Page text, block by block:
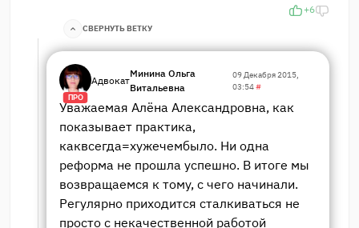
+6
СВЕРНУТЬ ВЕТКУ
ПРО
Адвокат
Минина Ольга
Витальевна
09 Декабря 2015,
03:54#
Уважаемая Алёна Александровна, как
показывает практика,
каквсегда=хужечембыло. Ни одна
реформа не прошла успешно. В итоге мы
возвращаемся к тому, с чего начинали.
Регулярно приходится сталкиваться не
просто с некачественной работой